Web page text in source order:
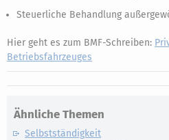
Steuerliche Behandlung
Hier geht es zum BMF-Schreiben:
Betriebsfahrzeuges
Ähnliche Themen
Selbstständigkeit